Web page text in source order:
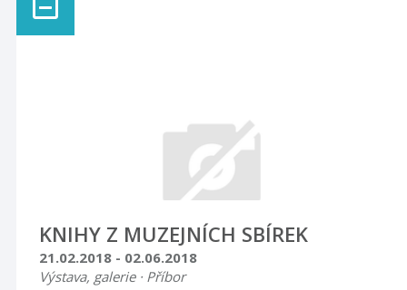
KNIHY Z MUZEJNÍCH SBÍREK
21.02.2018 - 02.06.2018
Výstava, galerie · Příbor